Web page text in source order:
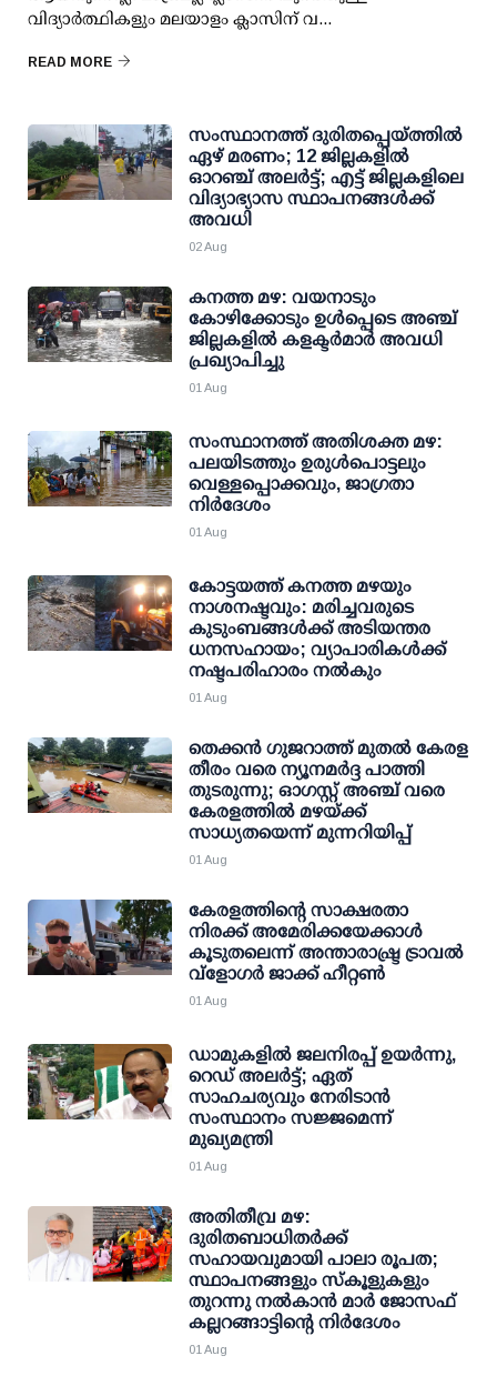
വിദ്യാർത്ഥികളും മലയാളം ക്ലാസിന് വ...
READ MORE
സംസ്ഥാനത്ത് ദുരിതപ്പെയ്ത്തില്‍
ഏഴ് മരണം; 12 ജില്ലകളില്‍
ഓറഞ്ച് അലര്‍ട്ട്; എട്ട് ജില്ലകളിലെ
വിദ്യാഭ്യാസ സ്ഥാപനങ്ങള്‍ക്ക്
അവധി
02 Aug
കനത്ത മഴ: വയനാടും
കോഴിക്കോടും ഉള്‍പ്പെടെ അഞ്ച്
ജില്ലകളില്‍ കളക്ടര്‍മാര്‍ അവധി
പ്രഖ്യാപിച്ചു
01 Aug
സംസ്ഥാനത്ത് അതിശക്ത മഴ:
പലയിടത്തും ഉരുള്‍പൊട്ടലും
വെള്ളപ്പൊക്കവും, ജാഗ്രതാ
നിര്‍ദേശം
01 Aug
കോട്ടയത്ത് കനത്ത മഴയും
നാശനഷ്ടവും: മരിച്ചവരുടെ
കുടുംബങ്ങള്‍ക്ക് അടിയന്തര
ധനസഹായം; വ്യാപാരികള്‍ക്ക്
നഷ്ടപരിഹാരം നല്‍കും
01 Aug
തെക്കന്‍ ഗുജറാത്ത് മുതല്‍ കേരള
തീരം വരെ ന്യൂനമര്‍ദ്ദ പാത്തി
തുടരുന്നു; ഓഗസ്റ്റ് അഞ്ച് വരെ
കേരളത്തില്‍ മഴയ്ക്ക്
സാധ്യതയെന്ന് മുന്നറിയിപ്പ്
01 Aug
കേരളത്തിന്റെ സാക്ഷരതാ
നിരക്ക് അമേരിക്കയേക്കാള്‍
കൂടുതലെന്ന് അന്താരാഷ്ട്ര ട്രാവല്‍
വ്‌ളോഗര്‍ ജാക്ക് ഹീറ്റണ്‍
01 Aug
ഡാമുകളില്‍ ജലനിരപ്പ് ഉയര്‍ന്നു,
റെഡ് അലര്‍ട്ട്; ഏത്
സാഹചര്യവും നേരിടാന്‍
സംസ്ഥാനം സജ്ജമെന്ന്
മുഖ്യമന്ത്രി
01 Aug
അതിതീവ്ര മഴ:
ദുരിതബാധിതർക്ക്
സഹായവുമായി പാലാ രൂപത;
സ്ഥാപനങ്ങളും സ്കൂളുകളും
തുറന്നു നൽകാൻ മാർ ജോസഫ്
കല്ലറങ്ങാട്ടിന്റെ നിർദേശം
01 Aug